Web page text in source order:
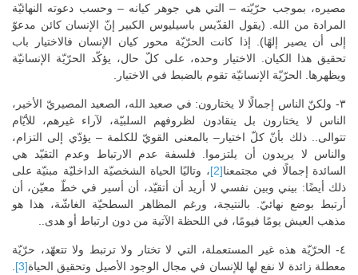
مصيره، بموجب حرّيّته – التي هي جوهر كيانه – وحسب دعوته النهائيّة
المرادة من الله. (يقول القدّيس باسيليوس الكبير إنّ الإنسان كائن مدعوّ
إلى أن يصير إلهًا). إذا كانت الحرّيّة محور كيان الإنسان فالاختيار باب
تحقيق هذا الكيان. الاختيار وحده، على كلّ حال، يؤكّد الحرّيّة الإنسانيّة
ويظهرها. الحرّيّة الإنسانيّة تقوم بالضبط في الاختيار.
٣- ولكنّ الناس إجمالًا لا يختارون: في صعيد الله، الصعيد المصيريّ الأخير،
الناس لا يختارون بل ينقادون لظروفهم السلبيّة، لآراء غيرهم، للأيّام
تتوالى.. ذلك بأنّ كلّ اختيار– بالمعنى القويّ للكلمة – يؤدّي إلى التزام،
والناس لا يريدون أن يلتزموا. فلسفة عدم الارتباط وعدم التقيّد هي
السائدة إجمالًا في مجتمعنا[2]
، وتاليًا الحياة الشخصيّة الداخليّة مبنيّة على
ذلك أيضًا: بيني وبين نفسي لا أريد أن أتقيّد، أن أسير في خطّ معيّن، أن
أرتبط بوضع نهائيّ. بالنتيجة، ورغم المظاهر السطحيّة الغاشّة، هذا هو
مذهب العيش يومًا فيومًا، في اللحظة الآتية من دون ارتباط أو هدى..
٤- الحرّيّة هذه غير المستعملة، التي لا تختار ولا ترتبط ولا تتعهّد، حرّيّة
معطلة زائدة لا نفع لها للإنسان في مجال الوجود الأصيل وتحقيق الحياة[3]